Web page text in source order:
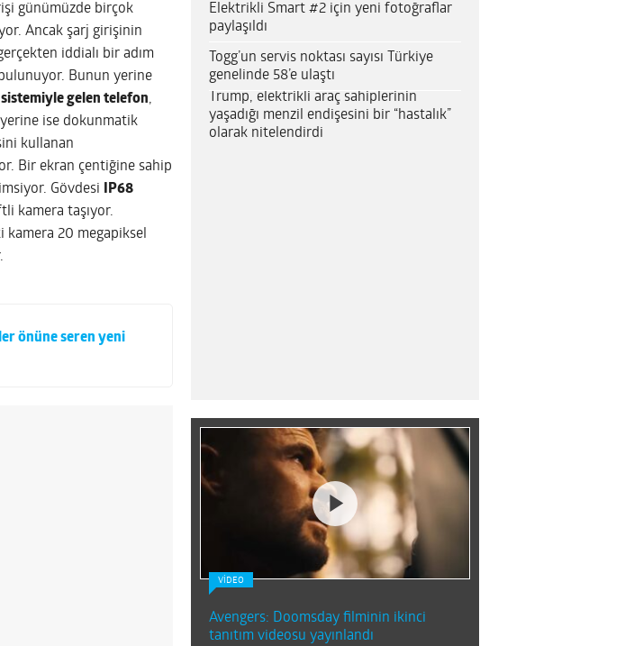
günümüzde birçok
Ancak şarj girişinin
iddialı bir adım
Bunun yerine
gelen telefon,
ise dokunmatik
kullanan
Bir ekran çentiğine sahip
Gövdesi
IP68
kamera taşıyor.
kamera 20 megapiksel
önüne seren yeni
Elektrikli Smart #2 için yeni fotoğraflar
paylaşıldı
Togg’un servis noktası sayısı Türkiye
genelinde 58’e ulaştı
Trump, elektrikli araç sahiplerinin
yaşadığı menzil endişesini bir “hastalık”
olarak nitelendirdi
VİDEO
Avengers: Doomsday filminin ikinci
tanıtım videosu yayınlandı